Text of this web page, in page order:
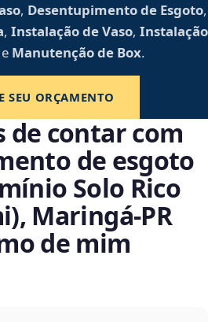
, Desentupimento de Esgoto,
, Instalação de Vaso, Instalação
e Manutenção de Box.
SEU ORÇAMENTO
de contar com
de esgoto
Solo Rico
Maringá‑PR
de mim